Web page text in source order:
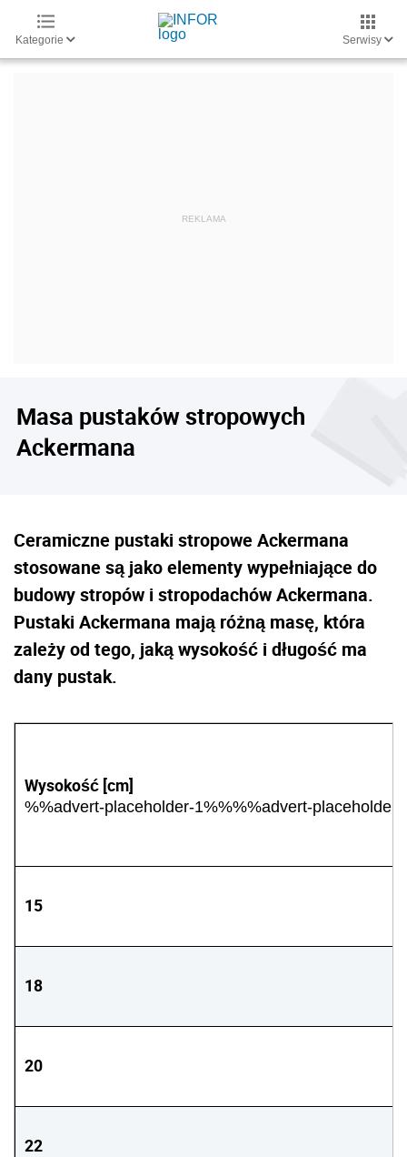
Kategorie Serwisy
Masa pustaków stropowych
Ackermana
Ceramiczne pustaki stropowe Ackermana
stosowane są jako elementy wypełniające do
budowy stropów i stropodachów Ackermana.
Pustaki Ackermana mają różną masę, która
zależy od tego, jaką wysokość i długość ma
dany pustak.
Wysokość [cm]
%%advert-placeholder-1%%%%advert-placeholder-
15
18
20
22